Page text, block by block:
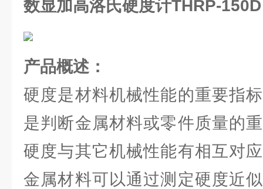
数显加高洛氏硬度计THRP-150D
产品概述：
硬度是材料机械性能的重要指
是判断金属材料或零件质量的
硬度与其它机械性能有相互对
金属材料可以通过测定硬度近